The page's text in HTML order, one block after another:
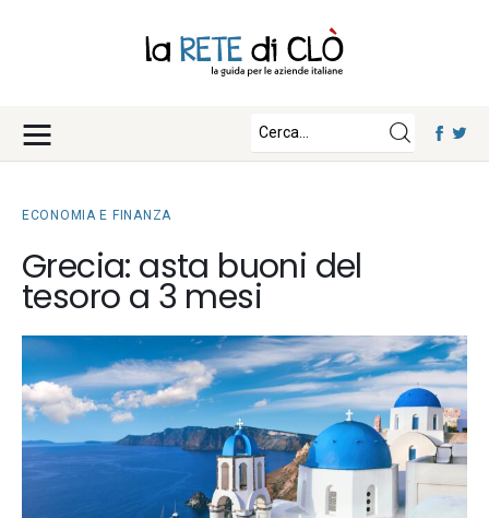
Fisco e Tasse
Notizie Lavoro
Tecnologia
Chi Siamo
La Redazione
Collabora con noi
Contatti
ECONOMIA E FINANZA
Grecia: asta buoni del
tesoro a 3 mesi